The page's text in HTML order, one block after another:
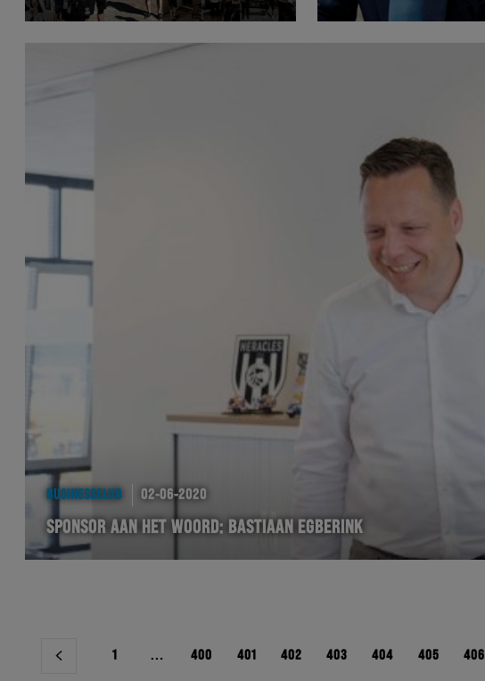
BUSINESSCLUB 02-06-2020
SPONSOR AAN HET WOORD: BASTIAAN EGBERINK
Berichtnavigatie
1 … 400 401 402 403 404 405 406